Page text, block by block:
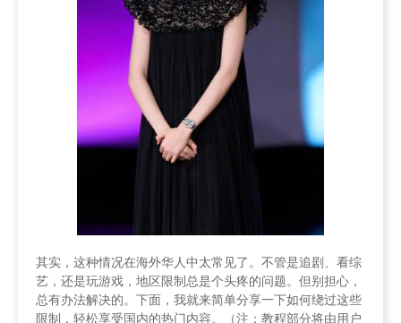
其实，这种情况在海外华人中太常见了。不管是追剧、看综
艺，还是玩游戏，地区限制总是个头疼的问题。但别担心，
总有办法解决的。下面，我就来简单分享一下如何绕过这些
限制，轻松享受国内的热门内容。（注：教程部分将由用户